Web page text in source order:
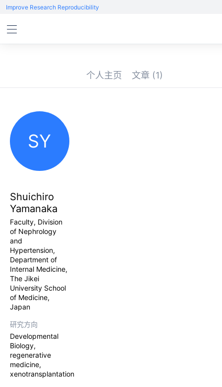
Improve Research Reproducibility
个人主页 文章 (1)
SY
Shuichiro
Yamanaka
Faculty, Division
of Nephrology
and
Hypertension,
Department of
Internal Medicine,
The Jikei
University School
of Medicine,
Japan
研究方向
Developmental
Biology,
regenerative
medicine,
xenotransplantation